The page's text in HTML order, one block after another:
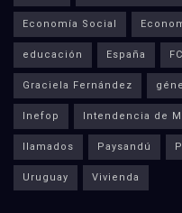
Economía Social
educación España
Graciela Fernández
Inefop Intendencia de
llamados Paysandú
Uruguay Vivienda